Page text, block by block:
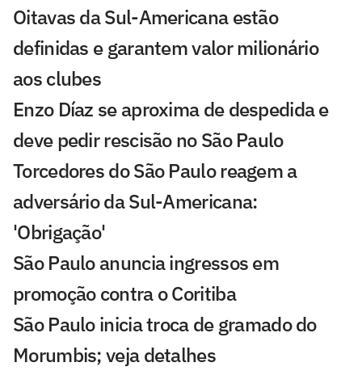
Oitavas da Sul-Americana estão
definidas e garantem valor milionário
aos clubes
Enzo Díaz se aproxima de despedida e
deve pedir rescisão no São Paulo
Torcedores do São Paulo reagem a
adversário da Sul-Americana:
'Obrigação'
São Paulo anuncia ingressos em
promoção contra o Coritiba
São Paulo inicia troca de gramado do
Morumbis; veja detalhes